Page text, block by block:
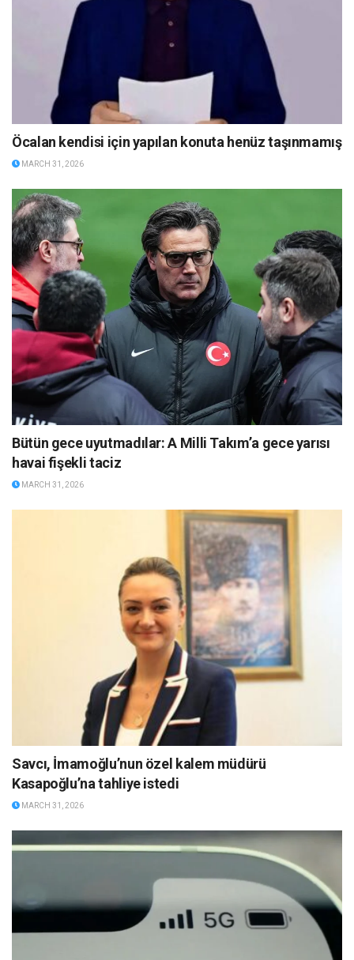
Öcalan kendisi için yapılan konuta henüz taşınmamış
MARCH 31, 2026
Bütün gece uyutmadılar: A Milli Takım’a gece yarısı
havai fişekli taciz
MARCH 31, 2026
Savcı, İmamoğlu’nun özel kalem müdürü
Kasapoğlu’na tahliye istedi
MARCH 31, 2026